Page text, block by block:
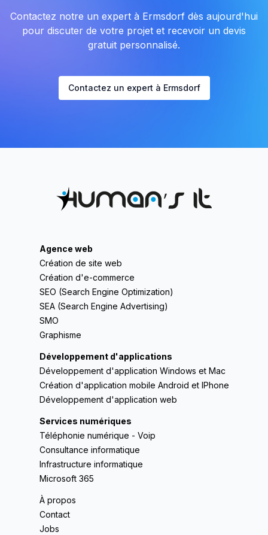
Contactez notre un expert à Ermsdorf dès aujourd'hui
pour discuter de votre projet et recevoir un devis
gratuit personnalisé.
Contactez un expert à Ermsdorf
Agence web
Création de site web
Création d'e-commerce
SEO (Search Engine Optimization)
SEA (Search Engine Advertising)
SMO
Graphisme
Développement d'applications
Développement d'application Windows et Mac
Création d'application mobile Android et IPhone
Développement d'application web
Services numériques
Téléphonie numérique - Voip
Consultance informatique
Infrastructure informatique
Microsoft 365
À propos
Contact
Jobs